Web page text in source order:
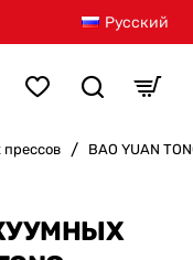
Русский
BAO YUAN